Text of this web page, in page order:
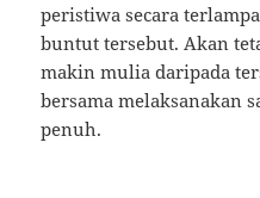
peristiwa secara
buntut tersebut. Akan
makin mulia daripada
bersama melaksanakan
penuh.